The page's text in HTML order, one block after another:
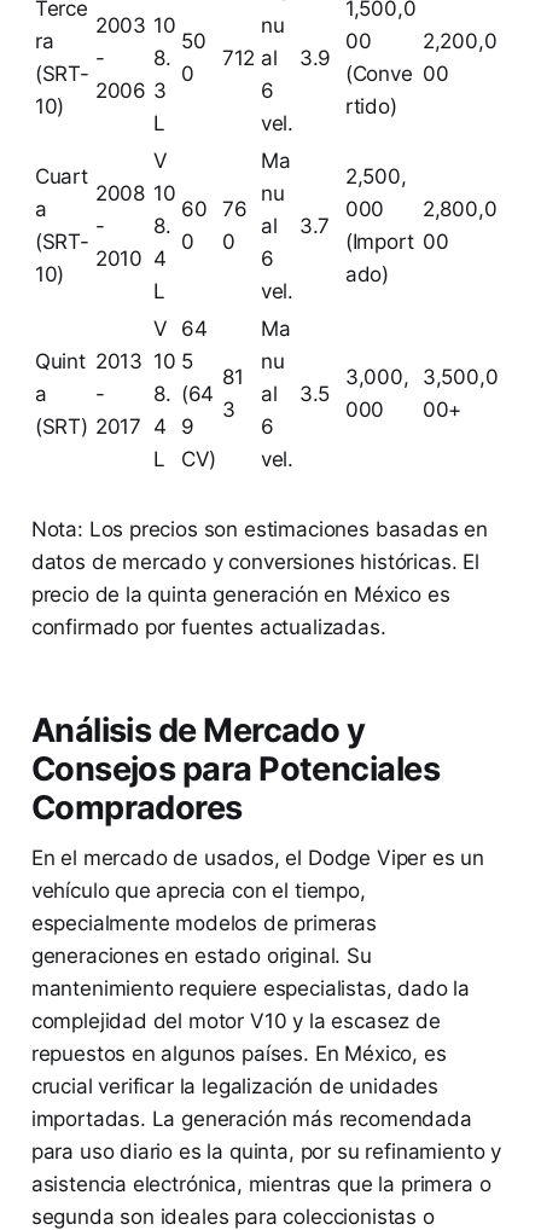
Terce
ra
(SRT-
10)
2003
-
2006
10
8.
3
L
50
0
712
nu
al
6
vel.
3.9
1,500,0
00
(Conve
rtido)
2,200,0
00
Cuart
a
(SRT-
10)
2008
-
2010
V
10
8.
4
L
60
0
76
0
Ma
nu
al
6
vel.
3.7
2,500,
000
(Import
ado)
2,800,0
00
Quint
a
(SRT)
2013
-
2017
V
10
8.
4
L
64
5
(64
9
CV)
81
3
Ma
nu
al
6
vel.
3.5
3,000,
000
3,500,0
00+
Nota: Los precios son estimaciones basadas en
datos de mercado y conversiones históricas. El
precio de la quinta generación en México es
confirmado por fuentes actualizadas.
Análisis de Mercado y
Consejos para Potenciales
Compradores
En el mercado de usados, el Dodge Viper es un
vehículo que aprecia con el tiempo,
especialmente modelos de primeras
generaciones en estado original. Su
mantenimiento requiere especialistas, dado la
complejidad del motor V10 y la escasez de
repuestos en algunos países. En México, es
crucial verificar la legalización de unidades
importadas. La generación más recomendada
para uso diario es la quinta, por su refinamiento y
asistencia electrónica, mientras que la primera o
segunda son ideales para coleccionistas o